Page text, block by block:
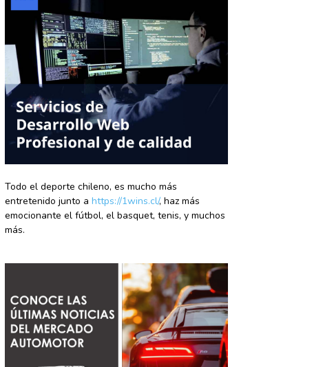
Todo el deporte chileno, es mucho más
entretenido junto a https://1wins.cl/, haz más
emocionante el fútbol, el basquet, tenis, y muchos
más.